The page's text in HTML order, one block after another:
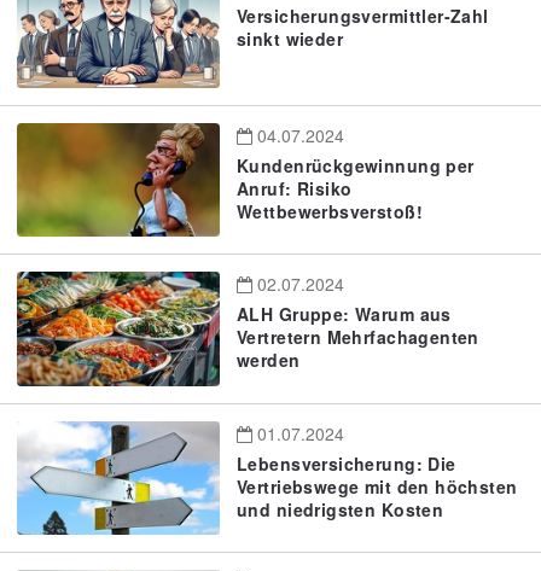
Versicherungsvermittler-Zahl
sinkt wieder
04.07.2024
Kundenrückgewinnung per
Anruf: Risiko
Wettbewerbsverstoß!
02.07.2024
ALH Gruppe: Warum aus
Vertretern Mehrfachagenten
werden
01.07.2024
Lebensversicherung: Die
Vertriebswege mit den höchsten
und niedrigsten Kosten